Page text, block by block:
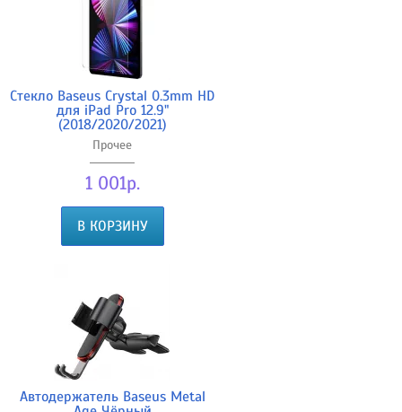
Стекло Baseus Crystal 0.3mm HD
для iPad Pro 12.9"
(2018/2020/2021)
Прочее
1 001р.
В КОРЗИНУ
Автодержатель Baseus Metal